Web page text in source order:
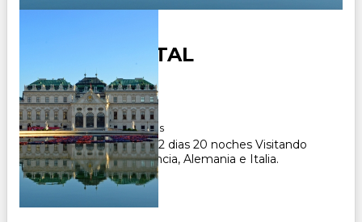
EUROPA TOTAL
Duración:
22Días20Noches
Paquete Turistico de 22 dias 20 noches Visitando
España, Inglaterra, Francia, Alemania e Italia.
CONSULTAR